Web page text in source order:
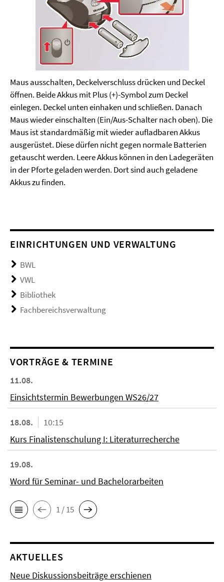
Maus ausschalten, Deckelverschluss drücken und Deckel
öffnen. Beide Akkus mit Plus (+)-Symbol zum Deckel
einlegen. Deckel unten einhaken und schließen. Danach
Maus wieder einschalten (Ein/Aus-Schalter nach oben). Die
Maus ist standardmäßig mit wieder aufladbaren Akkus
ausgerüstet. Diese dürfen nicht gegen normale Batterien
getauscht werden. Leere Akkus können in den Ladegeräten
in der Pforte geladen werden. Dort sind auch geladene
Akkus zu finden.
EINRICHTUNGEN UND VERWALTUNG
BWL
VWL
Bibliothek
Fachbereichsverwaltung
VORTRÄGE & TERMINE
11.08.
Einsichtstermin Bewerbungen WS26/27
18.08.
10:15
Kurs Finalistenschulung I: Literaturrecherche
19.08.
Word für Seminar- und Bachelorarbeiten
1 / 15
AKTUELLES
Neue Diskussionsbeiträge erschienen